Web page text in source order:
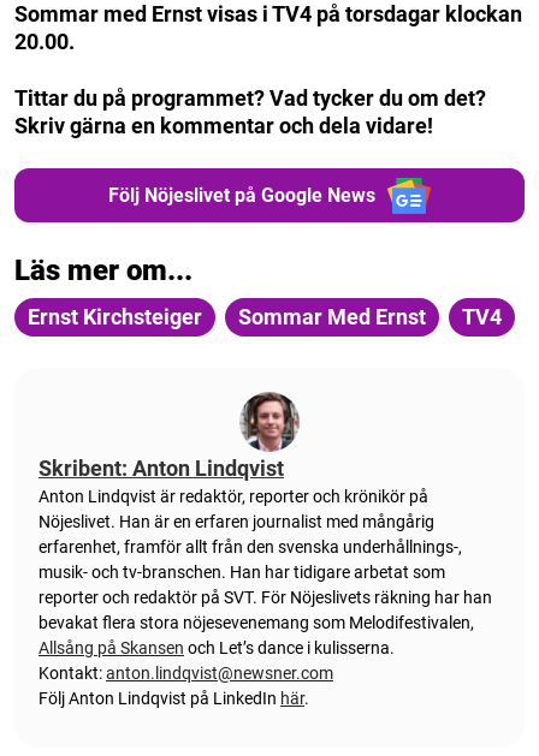
Sommar med Ernst visas i TV4 på torsdagar klockan
20.00.
Tittar du på programmet? Vad tycker du om det?
Skriv gärna en kommentar och dela vidare!
Följ Nöjeslivet på Google News
Läs mer om...
Ernst Kirchsteiger Sommar Med Ernst TV4
Skribent: Anton Lindqvist
Anton Lindqvist är redaktör, reporter och krönikör på
Nöjeslivet. Han är en erfaren journalist med mångårig
erfarenhet, framför allt från den svenska underhållnings-,
musik- och tv-branschen. Han har tidigare arbetat som
reporter och redaktör på SVT. För Nöjeslivets räkning har han
bevakat flera stora nöjesevenemang som Melodifestivalen,
Allsång på Skansen och Let’s dance i kulisserna.
Kontakt:anton.lindqvist@newsner.com
Följ Anton Lindqvist på LinkedIn här.